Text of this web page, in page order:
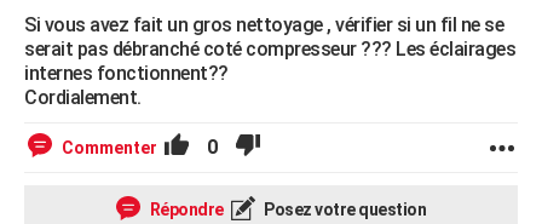
Si vous avez fait un gros nettoyage , vérifier si un fil ne se
serait pas débranché coté compresseur ??? Les éclairages
internes fonctionnent??
Cordialement.
Commenter 0
Répondre Posez votre question